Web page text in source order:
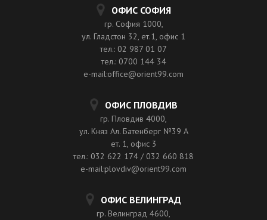
ОФИС СОФИЯ
гр. София 1000,
ул. Гладстон 32, ет.1, офис 1
тел.: 02 987 01 07
тел.: 0700 144 34
e-mail:office@orient99.com
ОФИС ПЛОВДИВ
гр. Пловдив 4000,
ул. Княз Ал. Батенберг №39 A
ет. 1, офис 3
тел.: 032 622 174 / 032 660 818
e-mail:plovdiv@orient99.com
ОФИС ВЕЛИНГРАД
гр. Велинград 4600,